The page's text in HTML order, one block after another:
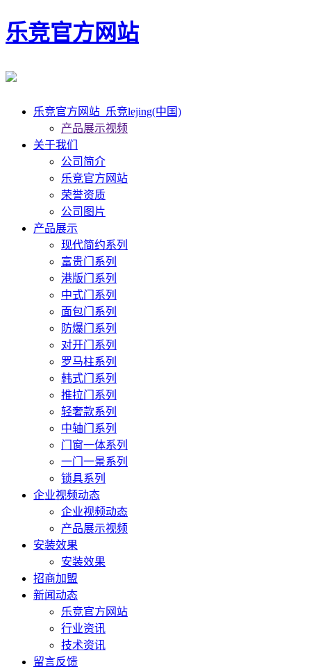
乐竞官方网站
乐竞官方网站_乐竞lejing(中国)
产品展示视频
关于我们
公司简介
乐竞官方网站
荣誉资质
公司图片
产品展示
现代简约系列
富贵门系列
港版门系列
中式门系列
面包门系列
防爆门系列
对开门系列
罗马柱系列
韩式门系列
推拉门系列
轻奢款系列
中轴门系列
门窗一体系列
一门一景系列
锁具系列
企业视频动态
企业视频动态
产品展示视频
安装效果
安装效果
招商加盟
新闻动态
乐竞官方网站
行业资讯
技术资讯
留言反馈